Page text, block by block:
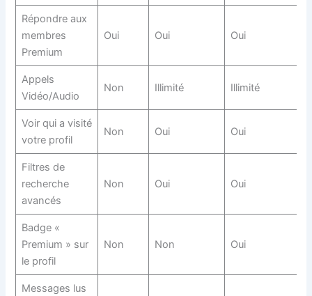
Répondre aux
membres
Premium
Oui Oui Oui
Appels
Vidéo/Audio
Non Illimité Illimité
Voir qui a visité
votre profil
Non Oui Oui
Filtres de
recherche
avancés
Non Oui Oui
Badge «
Premium » sur
le profil
Non Non Oui
Messages lus